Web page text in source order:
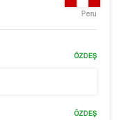
Peru
ÖZDEŞ
ÖZDEŞ